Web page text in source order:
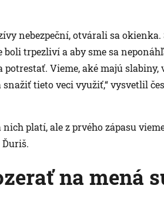
nebezpeční, otvárali sa okienka.
boli trpezliví a aby sme sa
Vieme, aké majú slabiny,
tieto veci využiť,“ vysvetlil
platí, ale z prvého zápasu
Ďuriš.
na mená